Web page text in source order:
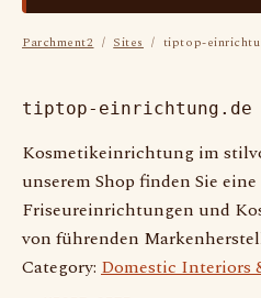
Parchment2 / Sites / tiptop-
tiptop-einrichtung.de
Kosmetikeinrichtung im
unserem Shop finden Sie
Friseureinrichtungen und
von führenden
Category: Domestic Interiors